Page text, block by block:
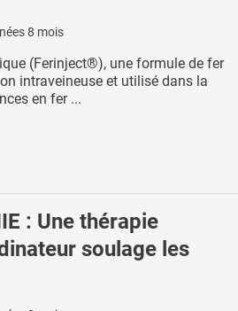
8 mois
(Ferinject®), une formule de fer
intraveineuse et utilisé dans la
en fer ...
: Une thérapie
soulage les